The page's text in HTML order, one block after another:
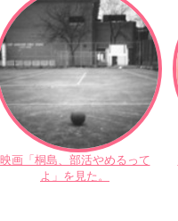
映画「桐島、部活やめるって
よ」を見た。